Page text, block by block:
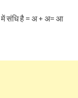
में संधि है = अ + अ= आ